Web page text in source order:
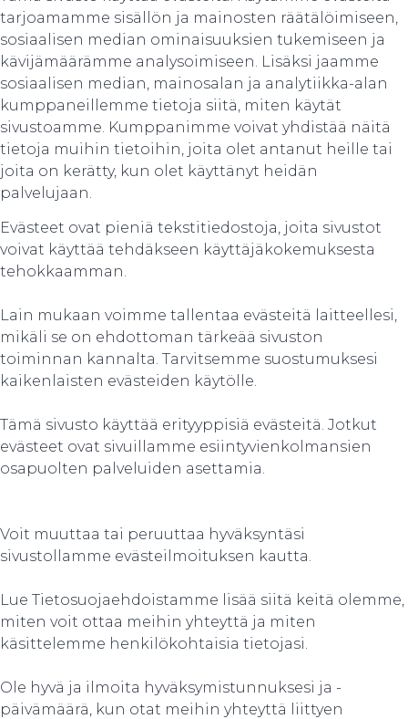
tarjoamamme sisällön ja mainosten räätälöimiseen,
sosiaalisen median ominaisuuksien tukemiseen ja
kävijämäärämme analysoimiseen. Lisäksi jaamme
sosiaalisen median, mainosalan ja analytiikka-alan
kumppaneillemme tietoja siitä, miten käytät
sivustoamme. Kumppanimme voivat yhdistää näitä
tietoja muihin tietoihin, joita olet antanut heille tai
joita on kerätty, kun olet käyttänyt heidän
palvelujaan.
Evästeet ovat pieniä tekstitiedostoja, joita sivustot
voivat käyttää tehdäkseen käyttäjäkokemuksesta
tehokkaamman.
Lain mukaan voimme tallentaa evästeitä laitteellesi,
mikäli se on ehdottoman tärkeää sivuston
toiminnan kannalta. Tarvitsemme suostumuksesi
kaikenlaisten evästeiden käytölle.
Tämä sivusto käyttää erityyppisiä evästeitä. Jotkut
evästeet ovat sivuillamme esiintyvienkolmansien
osapuolten palveluiden asettamia.
Voit muuttaa tai peruuttaa hyväksyntäsi
sivustollamme evästeilmoituksen kautta.
Lue Tietosuojaehdoistamme lisää siitä keitä olemme,
miten voit ottaa meihin yhteyttä ja miten
käsittelemme henkilökohtaisia tietojasi.
Ole hyvä ja ilmoita hyväksymistunnuksesi ja -
päivämäärä, kun otat meihin yhteyttä liittyen